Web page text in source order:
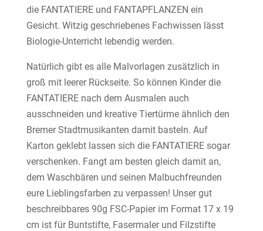
die FANTATIERE und FANTAPFLANZEN ein
Gesicht. Witzig geschriebenes Fachwissen lässt
Biologie-Unterricht lebendig werden.
Natürlich gibt es alle Malvorlagen zusätzlich in
groß mit leerer Rückseite. So können Kinder die
FANTATIERE nach dem Ausmalen auch
ausschneiden und kreative Tiertürme ähnlich den
Bremer Stadtmusikanten damit basteln. Auf
Karton geklebt lassen sich die FANTATIERE sogar
verschenken. Fangt am besten gleich damit an,
dem Waschbären und seinen Malbuchfreunden
eure Lieblingsfarben zu verpassen! Unser gut
beschreibbares 90g FSC-Papier im Format 17 x 19
cm ist für Buntstifte, Fasermaler und Filzstifte